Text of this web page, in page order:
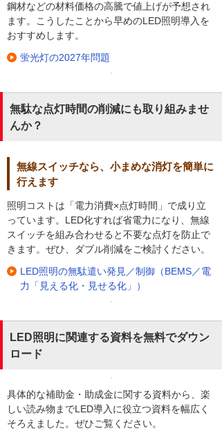
鋼材などの材料価格の高騰で値上げが予想され
ます。こうしたことから早めのLED照明導入を
おすすめします。
蛍光灯の2027年問題
無駄な点灯時間の削減にも取り組みませ
んか？
無線スイッチなら、小まめな消灯を簡単に
行えます
照明コストは「電力消費×点灯時間」で成り立
っています。LED化すれば省電力になり、無線
スイッチを組み合わせると不要な点灯を防止で
きます。ぜひ、ダブル削減をご検討ください。
LED照明の無駄遣い発見／制御（BEMS／電
力「見える化・見せる化」）
LED照明に関連する資料を無料でダウン
ロード
具体的な補助金・助成金に関する資料から、楽
しい読み物までLED導入に役立つ資料を幅広く
そろえました。ぜひご覧ください。